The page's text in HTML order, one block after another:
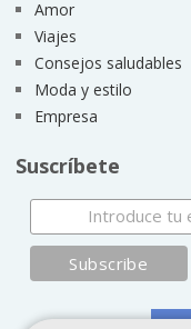
Amor
Viajes
Consejos saludables
Moda y estilo
Empresa
Suscríbete